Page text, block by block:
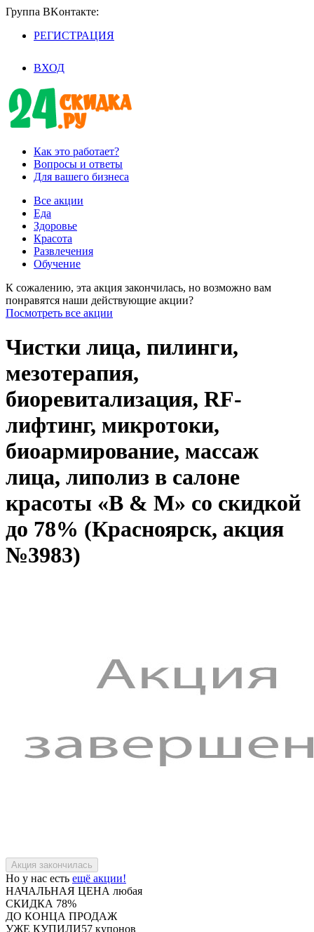
Группа BKoнтaктe:
РЕГИСТРАЦИЯ
ВХОД
Как это работает?
Вопросы и ответы
Для вашего бизнеса
Все акции
Еда
Здоровье
Красота
Развлечения
Обучение
К сожалению, эта акция закончилась, но возможно вам
понравятся наши действующие акции?
Посмотреть все акции
Чистки лица, пилинги,
мезотерапия,
биоревитализация, RF-
лифтинг, микротоки,
биоармирование, массаж
лица, липолиз в салоне
красоты «B & M» со скидкой
до 78% (Красноярск, акция
№3983)
Но у нас есть ещё акции!
НАЧАЛЬНАЯ ЦЕНА любая
СКИДКА 78%
ДО КОНЦА ПРОДАЖ
УЖЕ КУПИЛИ57 купонов